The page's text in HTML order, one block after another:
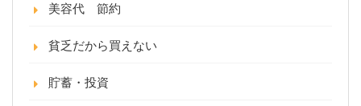
美容代 節約
貧乏だから買えない
貯蓄・投資